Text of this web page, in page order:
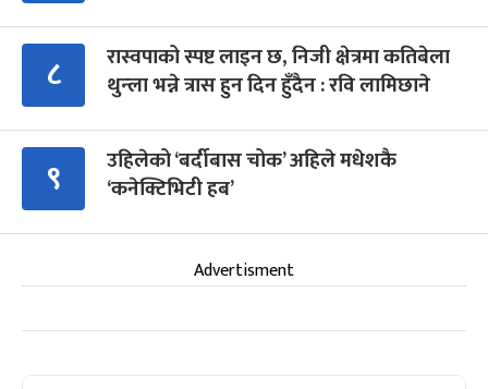
८
रास्वपाको स्पष्ट लाइन छ, निजी क्षेत्रमा कतिबेला
थुन्ला भन्ने त्रास हुन दिन हुँदैन : रवि लामिछाने
९
उहिलेको ‘बर्दीबास चोक’ अहिले मधेशकै
‘कनेक्टिभिटी हब’
Advertisment